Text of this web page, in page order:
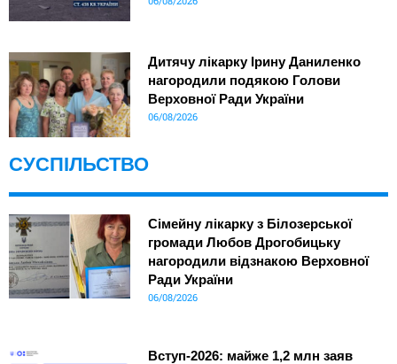
Дитячу лікарку Ірину Даниленко
нагородили подякою Голови
Верховної Ради України
06/08/2026
СУСПІЛЬСТВО
Сімейну лікарку з Білозерської
громади Любов Дрогобицьку
нагородили відзнакою Верховної
Ради України
06/08/2026
Вступ-2026: майже 1,2 млн заяв